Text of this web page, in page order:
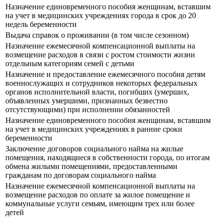
Назначение единовременного пособия женщинам, вставшим
на учет в медицинских учреждениях города в срок до 20
недель беременности
Выдача справок о проживании (в том числе сезонном)
Назначение ежемесячной компенсационной выплаты на
возмещение расходов в связи с ростом стоимости жизни
отдельным категориям семей с детьми
Назначение и предоставление ежемесячного пособия детям
военнослужащих и сотрудников некоторых федеральных
органов исполнительной власти, погибших (умерших,
объявленных умершими, признанных безвестно
отсутствующими) при исполнении обязанностей
Назначение единовременного пособия женщинам, вставшим
на учет в медицинских учреждениях в ранние сроки
беременности
Заключение договоров социального найма на жилые
помещения, находящиеся в собственности города, по итогам
обмена жилыми помещениями, предоставленными
гражданам по договорам социального найма
Назначение ежемесячной компенсационной выплаты на
возмещение расходов по оплате за жилое помещение и
коммунальные услуги семьям, имеющим трех или более
детей